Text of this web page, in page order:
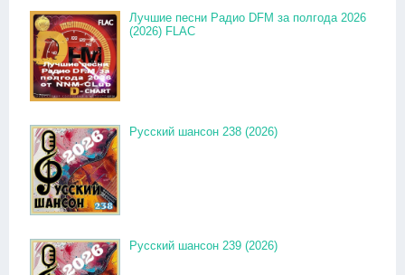
Лучшие песни Радио DFM за полгода 2026
(2026) FLAC
Русский шансон 238 (2026)
Русский шансон 239 (2026)